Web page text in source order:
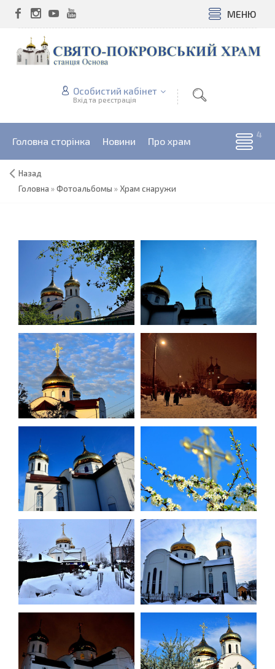
МЕНЮ
Особистий кабінет
Вхід та реєстрація
Головна сторінка Новини Про храм
Назад
Головна »Фотоальбомы » Храм снаружи